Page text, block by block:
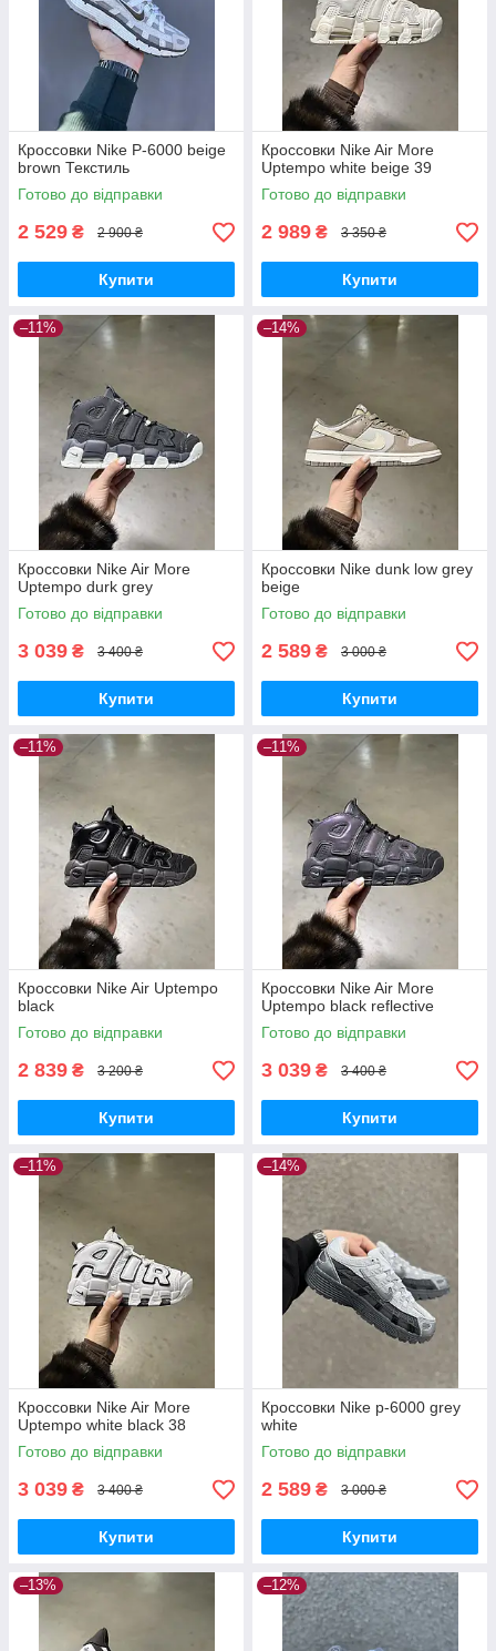
Кроссовки Nike P-6000 beige
brown Текстиль
Готово до відправки
2 529 ₴ 2 900 ₴
Купити
Кроссовки Nike Air More
Uptempo white beige 39
Готово до відправки
2 989 ₴ 3 350 ₴
Купити
–11%
Кроссовки Nike Air More
Uptempo durk grey
Готово до відправки
3 039 ₴ 3 400 ₴
Купити
–14%
Кроссовки Nike dunk low grey
beige
Готово до відправки
2 589 ₴ 3 000 ₴
Купити
–11%
Кроссовки Nike Air Uptempo
black
Готово до відправки
2 839 ₴ 3 200 ₴
Купити
–11%
Кроссовки Nike Air More
Uptempo black reflective
Готово до відправки
3 039 ₴ 3 400 ₴
Купити
–11%
Кроссовки Nike Air More
Uptempo white black 38
Готово до відправки
3 039 ₴ 3 400 ₴
Купити
–14%
Кроссовки Nike p-6000 grey
white
Готово до відправки
2 589 ₴ 3 000 ₴
Купити
–13% –12%